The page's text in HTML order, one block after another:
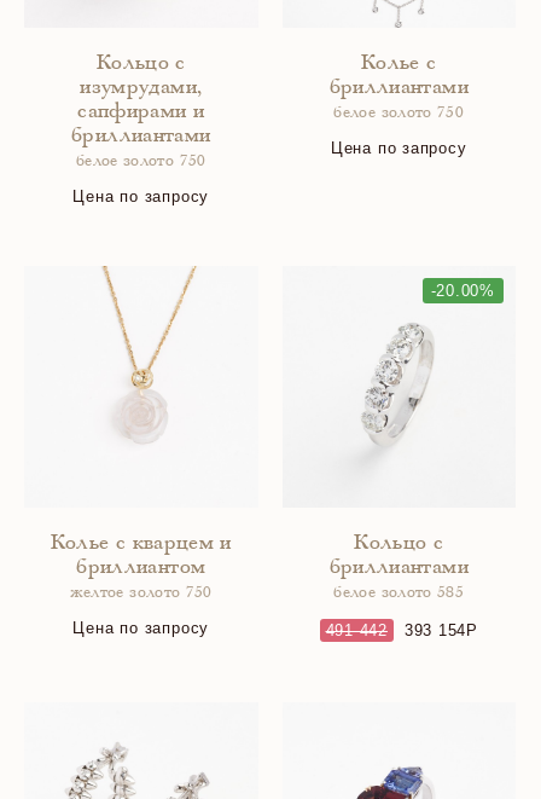
Кольцо с
изумрудами,
сапфирами и
бриллиантами
белое золото 750
Цена по запросу
Колье с
бриллиантами
белое золото 750
Цена по запросу
Колье с кварцем и
бриллиантом
желтое золото 750
Цена по запросу
-20.00%
Кольцо с
бриллиантами
белое золото 585
491 442 393 154